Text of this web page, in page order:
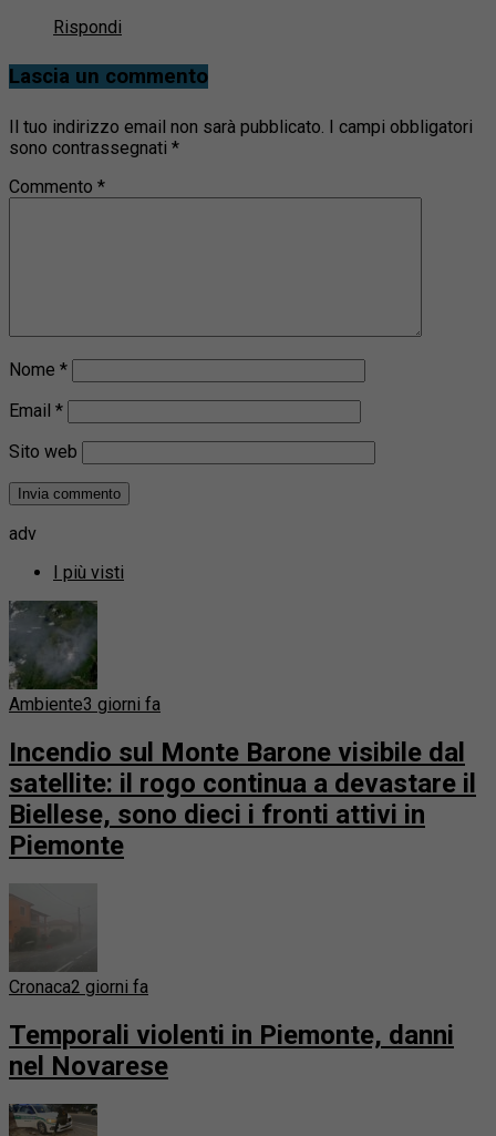
Rispondi
Lascia un commento
Il tuo indirizzo email non sarà pubblicato.
I campi obbligatori
sono contrassegnati *
Commento *
Nome *
Email *
Sito web
adv
I più visti
Ambiente3 giorni fa
Incendio sul Monte Barone visibile dal
satellite: il rogo continua a devastare il
Biellese, sono dieci i fronti attivi in
Piemonte
Cronaca2 giorni fa
Temporali violenti in Piemonte, danni
nel Novarese